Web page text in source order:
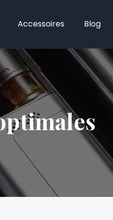
Accessoires Blog